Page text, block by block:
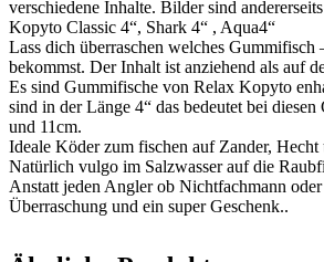
verschiedene Inhalte. Bilder sind
Kopyto Classic 4“, Shark 4“ , Aqua4“
Lass dich überraschen welches Gummifisch
bekommst. Der Inhalt ist anziehend als auf
Es sind Gummifische von Relax Kopyto
sind in der Länge 4“ das bedeutet bei
und 11cm.
Ideale Köder zum fischen auf Zander, Hecht
Natürlich vulgo im Salzwasser auf die
Anstatt jeden Angler ob Nichtfachmann
Überraschung und ein super Geschenk..